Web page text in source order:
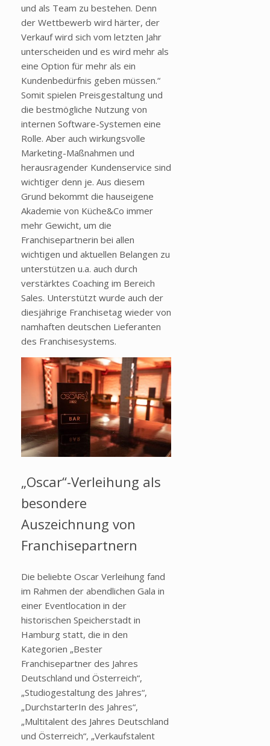
und als Team zu bestehen. Denn
der Wettbewerb wird härter, der
Verkauf wird sich vom letzten Jahr
unterscheiden und es wird mehr als
eine Option für mehr als ein
Kundenbedürfnis geben müssen.“
Somit spielen Preisgestaltung und
die bestmögliche Nutzung von
internen Software-Systemen eine
Rolle. Aber auch wirkungsvolle
Marketing-Maßnahmen und
herausragender Kundenservice sind
wichtiger denn je. Aus diesem
Grund bekommt die hauseigene
Akademie von Küche&Co immer
mehr Gewicht, um die
Franchisepartnerin bei allen
wichtigen und aktuellen Belangen zu
unterstützen u.a. auch durch
verstärktes Coaching im Bereich
Sales. Unterstützt wurde auch der
diesjährige Franchisetag wieder von
namhaften deutschen Lieferanten
des Franchisesystems.
„Oscar“-Verleihung als
besondere
Auszeichnung von
Franchisepartnern
Die beliebte Oscar Verleihung fand
im Rahmen der abendlichen Gala in
einer Eventlocation in der
historischen Speicherstadt in
Hamburg statt, die in den
Kategorien „Bester
Franchisepartner des Jahres
Deutschland und Österreich“,
„Studiogestaltung des Jahres“,
„DurchstarterIn des Jahres“,
„Multitalent des Jahres Deutschland
und Österreich“, „Verkaufstalent